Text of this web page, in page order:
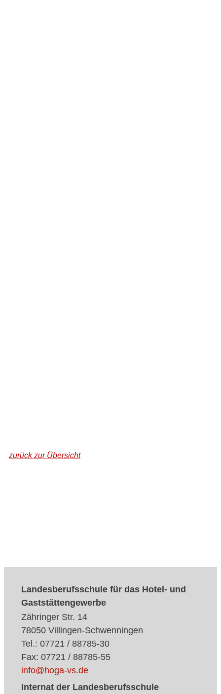
zurück zur Übersicht
Landesberufsschule für das Hotel- und
Gaststättengewerbe
Zähringer Str. 14
78050 Villingen-Schwenningen
Tel.: 07721 / 88785-30
Fax: 07721 / 88785-55
info@hoga-vs.de
Internat der Landesberufsschule